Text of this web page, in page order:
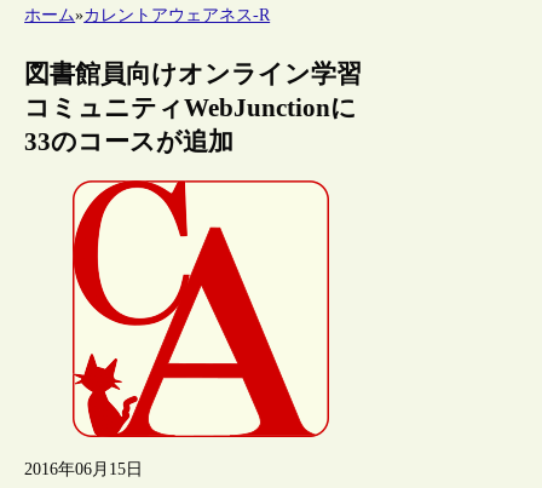
ホーム»カレントアウェアネス-R
図書館員向けオンライン学習
コミュニティWebJunctionに
33のコースが追加
2016年06月15日